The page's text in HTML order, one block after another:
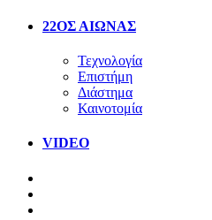
22ΟΣ ΑΙΩΝΑΣ
Τεχνολογία
Επιστήμη
Διάστημα
Καινοτομία
VIDEO